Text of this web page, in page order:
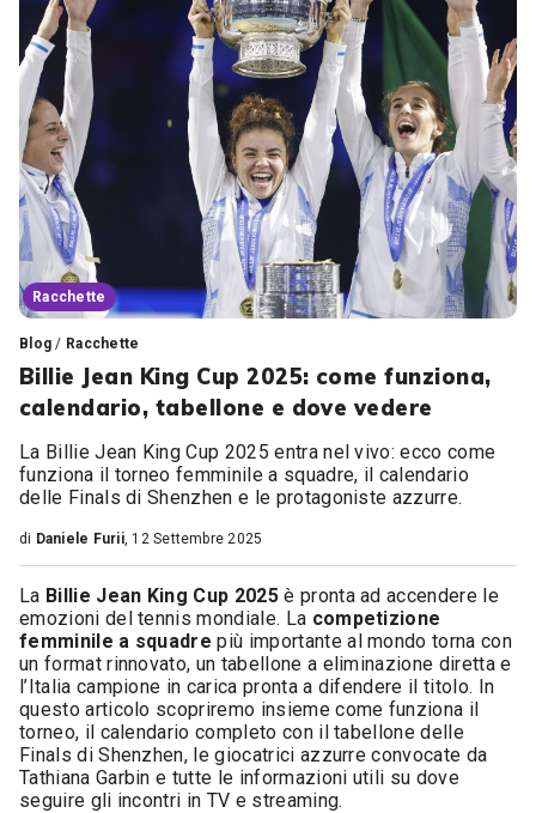
Racchette
Blog / Racchette
Billie Jean King Cup 2025: come funziona,
calendario, tabellone e dove vedere
La Billie Jean King Cup 2025 entra nel vivo: ecco come
funziona il torneo femminile a squadre, il calendario
delle Finals di Shenzhen e le protagoniste azzurre.
di Daniele Furii, 12 Settembre 2025
La Billie Jean King Cup 2025è pronta ad accendere le
emozioni del tennis mondiale. La competizione
femminile a squadre più importante al mondo torna con
un format rinnovato, un tabellone a eliminazione diretta e
l’Italia campione in carica pronta a difendere il titolo. In
questo articolo scopriremo insieme come funziona il
torneo, il calendario completo con il tabellone delle
Finals di Shenzhen, le giocatrici azzurre convocate da
Tathiana Garbin e tutte le informazioni utili su dove
seguire gli incontri in TV e streaming.